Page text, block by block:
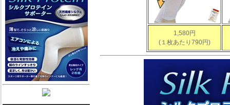
1,580円
(１枚あたり790円)